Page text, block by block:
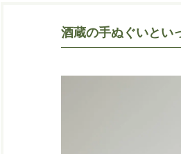
酒蔵の手ぬぐいとい